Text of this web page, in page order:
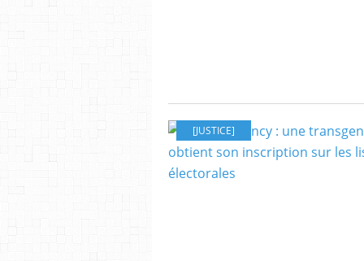
[JUSTICE]